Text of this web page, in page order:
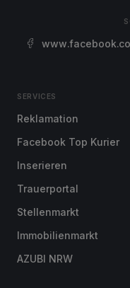
SERVICES
Reklamation
Facebook Top Kurier
Inserieren
Trauerportal
Stellenmarkt
Immobilienmarkt
AZUBI NRW